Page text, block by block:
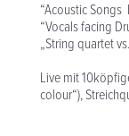
“Acoustic
“Vocals facing
„String quartet
Live mit
colour“),